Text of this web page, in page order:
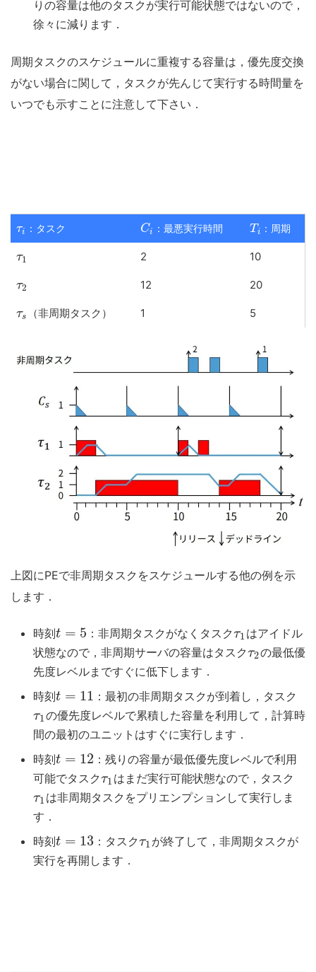
りの容量は他のタスクが実行可能状態ではないので，
徐々に減ります．
周期タスクのスケジュールに重複する容量は，優先度交換
がない場合に関して，タスクが先んじて実行する時間量を
いつでも示すことに注意して下さい．
τi ：タスク Ci ：最悪実行時間 T i ：周期
τ1 2 10
τ2 12 20
τs （非周期タスク） 1 5
上図にPEで非周期タスクをスケジュールする他の例を示
します．
時刻t = 5 ：非周期タスクがなくタスクτ1 はアイドル
状態なので，非周期サーバの容量はタスクτ2の最低優
先度レベルまですぐに低下します．
時刻t = 11 ：最初の非周期タスクが到着し，タスク
τ1の優先度レベルで累積した容量を利用して，計算時
間の最初のユニットはすぐに実行します．
時刻t = 12 ：残りの容量が最低優先度レベルで利用
可能でタスクτ1 はまだ実行可能状態なので，タスク
τ1 は非周期タスクをプリエンプションして実行しま
す．
時刻t = 13 ：タスクτ1 が終了して，非周期タスクが
実行を再開します．